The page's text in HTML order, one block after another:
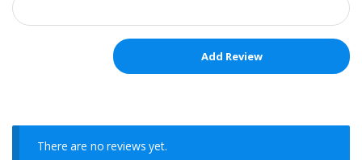
There are no reviews yet.